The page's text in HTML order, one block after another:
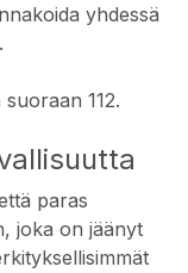
yhdessä
112.
paras
joka on jäänyt